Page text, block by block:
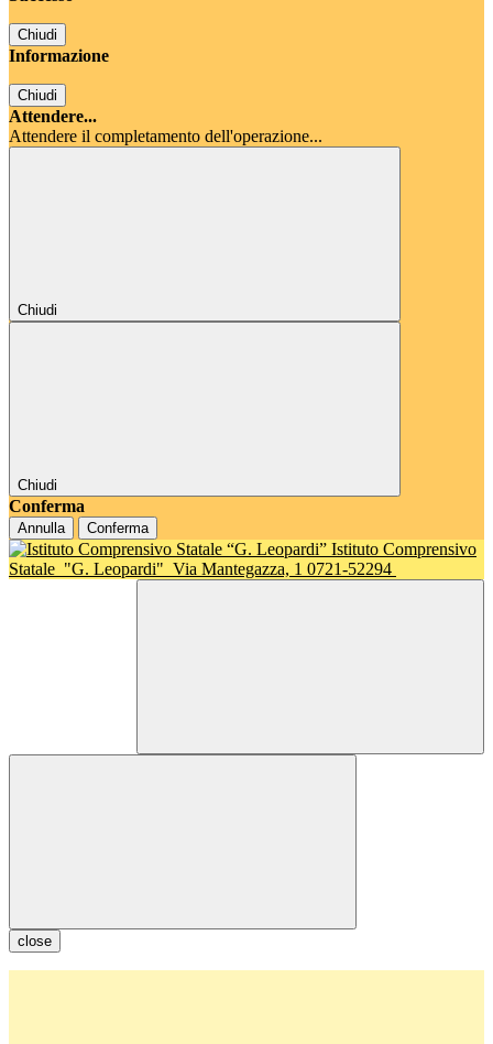
Chiudi
Informazione
Chiudi
Attendere...
Attendere il completamento dell'operazione...
Chiudi
Chiudi
Conferma
Annulla Conferma
Istituto Comprensivo
Statale "G. Leopardi" Via Mantegazza, 1 0721-52294
close